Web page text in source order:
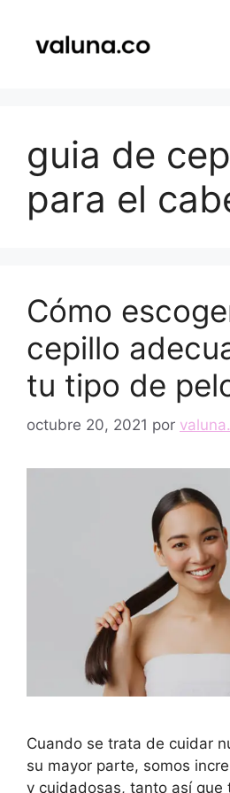
contenido
guia de
para el
Cómo
cepillo
tu tipo de
octubre 20, 2021 por
Cuando se trata de cuidar
su mayor parte, somos
y cuidadosas, tanto así que